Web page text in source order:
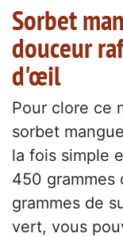
Sorbet
douceur
d'œil
Pour clore ce
sorbet
la fois simple
450 grammes
grammes de
vert, vous